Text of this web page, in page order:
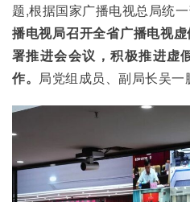
题,根据国家广播电视总局统一
播电视局召开全省广播电视
署推进会会议，积极推进虚
作。 局党组成员、副局长吴一